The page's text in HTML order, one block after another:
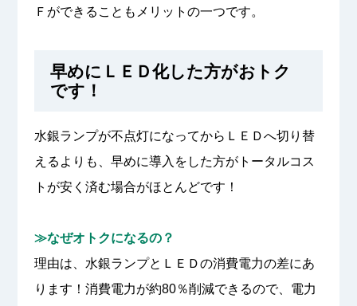
Ｆができることもメリットの一つです。
早めにＬＥＤ化した方がおトク
です！
水銀ランプが不点灯になってからＬＥＤへ切り替
えるよりも、早めに導入をした方がトータルコス
トが安く済む場合がほとんどです！
≫なぜオトクになるの？
理由は、水銀ランプとＬＥＤの消費電力の差にあ
ります！消費電力が約80％削減できるので、電力